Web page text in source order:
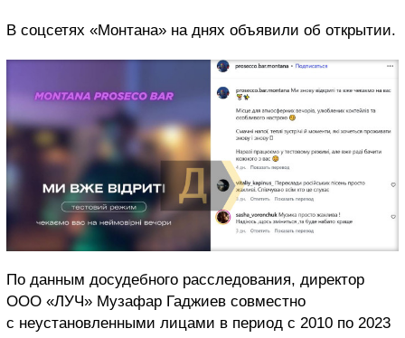
В соцсетях «Монтана» на днях объявили об открытии.
По данным досудебного расследования, директор
ООО «ЛУЧ» Музафар Гаджиев совместно
с неустановленными лицами в период с 2010 по 2023